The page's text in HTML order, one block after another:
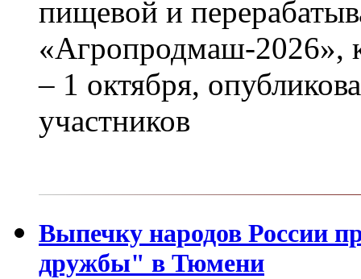
пищевой и
«Агропродмаш-2026»,
– 1 октября,
участников
Выпечку народов России
дружбы" в Тюмени